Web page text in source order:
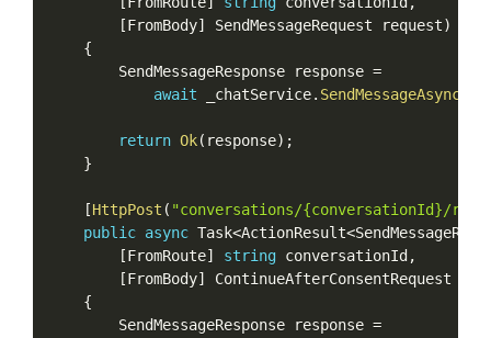
[FromBody] SendMessageRequest request)
{
        SendMessageResponse response
=
await _chatService. SendMessageAsync
return Ok( response) ;
}
[HttpPost ( "conversations/{conversationId}/
public async Task<ActionResult<
[FromRoute] string conversationId ,
[FromBody]
ContinueAfterConsentRequest
{
        SendMessageResponse response
=